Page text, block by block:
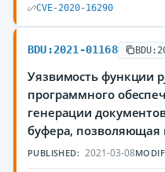
CVE-2020-16290
BDU:2021-01168
Уязвимость функции
программного
генерации
буфера, позволяющая
PUBLISHED: 2021-03-08